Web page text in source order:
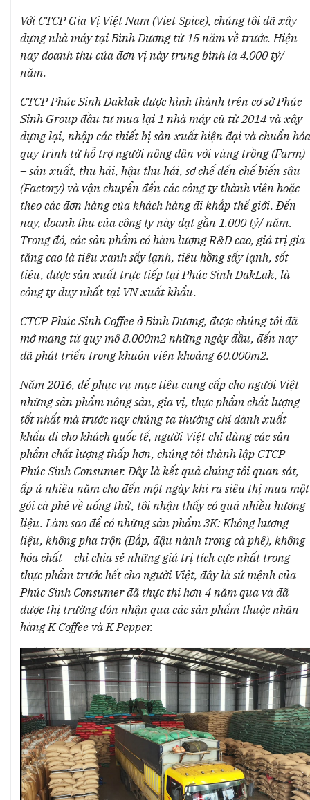
Với CTCP Gia Vị Việt Nam (Viet Spice), chúng tôi đã xây
dựng nhà máy tại Bình Dương từ 15 năm về trước. Hiện
nay doanh thu của đơn vị này trung bình là 4.000 tỷ/
năm.
CTCP Phúc Sinh Daklak được hình thành trên cơ sở Phúc
Sinh Group đầu tư mua lại 1 nhà máy cũ từ 2014 và xây
dựng lại, nhập các thiết bị sản xuất hiện đại và chuẩn hóa
quy trình từ hỗ trợ người nông dân với vùng trồng (Farm)
– sản xuất, thu hái, hậu thu hái, sơ chế đến chế biến sâu
(Factory) và vận chuyển đến các công ty thành viên hoặc
theo các đơn hàng của khách hàng đi khắp thế giới. Đến
nay, doanh thu của công ty này đạt gần 1.000 tỷ/ năm.
Trong đó, các sản phẩm có hàm lượng R&D cao, giá trị gia
tăng cao là tiêu xanh sấy lạnh, tiêu hồng sấy lạnh, sốt
tiêu, được sản xuất trực tiếp tại Phúc Sinh DakLak, là
công ty duy nhất tại VN xuất khẩu.
CTCP Phúc Sinh Coffee ở Bình Dương, được chúng tôi đã
mở mang từ quy mô 8.000m2 những ngày đầu, đến nay
đã phát triển trong khuôn viên khoảng 60.000m2.
Năm 2016, để phục vụ mục tiêu cung cấp cho người Việt
những sản phẩm nông sản, gia vị, thực phẩm chất lượng
tốt nhất mà trước nay chúng ta thường chỉ dành xuất
khẩu đi cho khách quốc tế, người Việt chỉ dùng các sản
phẩm chất lượng thấp hơn, chúng tôi thành lập CTCP
Phúc Sinh Consumer. Đây là kết quả chúng tôi quan sát,
ấp ủ nhiều năm cho đến một ngày khi ra siêu thị mua một
gói cà phê về uống thử, tôi nhận thấy có quá nhiều hương
liệu. Làm sao để có những sản phẩm 3K: Không hương
liệu, không pha trộn (Bắp, đậu nành trong cà phê), không
hóa chất – chỉ chia sẻ những giá trị tích cực nhất trong
thực phẩm trước hết cho người Việt, đây là sứ mệnh của
Phúc Sinh Consumer đã thực thi hơn 4 năm qua và đã
được thị trường đón nhận qua các sản phẩm thuộc nhãn
hàng K Coffee và K Pepper.